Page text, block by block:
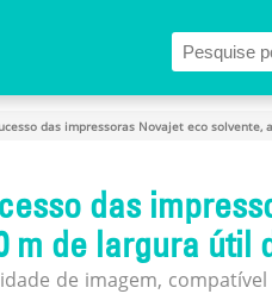
das impressoras Novajet eco
das
m de largura útil
de imagem,